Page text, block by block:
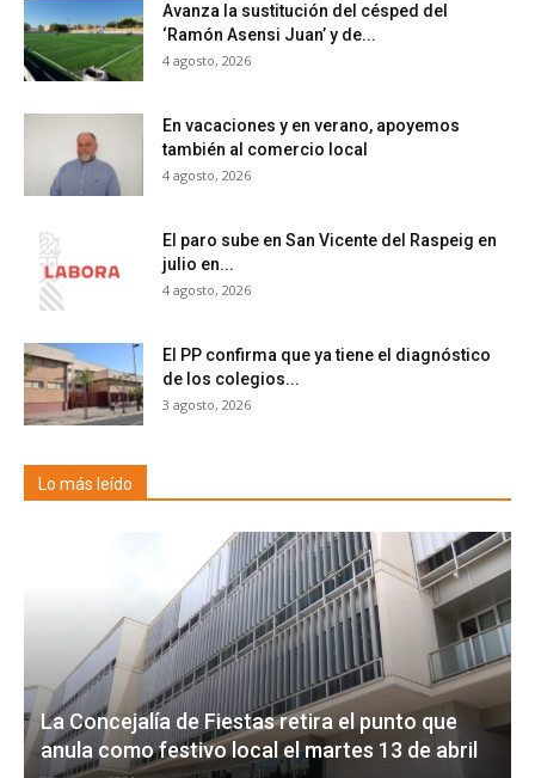
Avanza la sustitución del césped del
‘Ramón Asensi Juan’ y de...
4 agosto, 2026
En vacaciones y en verano, apoyemos
también al comercio local
4 agosto, 2026
El paro sube en San Vicente del Raspeig en
julio en...
4 agosto, 2026
El PP confirma que ya tiene el diagnóstico
de los colegios...
3 agosto, 2026
Lo más leído
La Concejalía de Fiestas retira el punto que
anula como festivo local el martes 13 de abril